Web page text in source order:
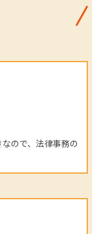
ので、法律事務の